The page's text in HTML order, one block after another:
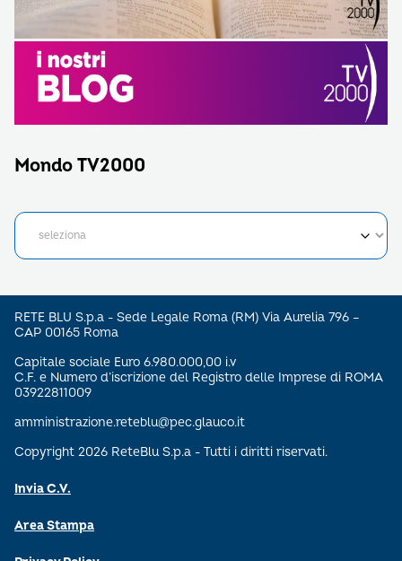
Mondo TV2000
RETE BLU S.p.a - Sede Legale Roma (RM) Via Aurelia 796 –
CAP 00165 Roma
Capitale sociale Euro 6.980.000,00 i.v
C.F. e Numero d’iscrizione del Registro delle Imprese di ROMA
03922811009
amministrazione.reteblu@pec.glauco.it
Copyright 2026 ReteBlu S.p.a - Tutti i diritti riservati.
Invia C.V.
Area Stampa